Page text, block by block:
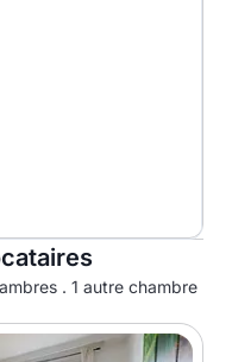
. 1 autre chambre